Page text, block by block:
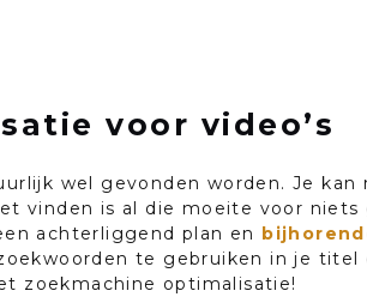
voor video’s
wel gevonden worden. Je
vinden is al die moeite voor
achterliggend plan en
te gebruiken in je titel
zoekmachine optimalisatie!